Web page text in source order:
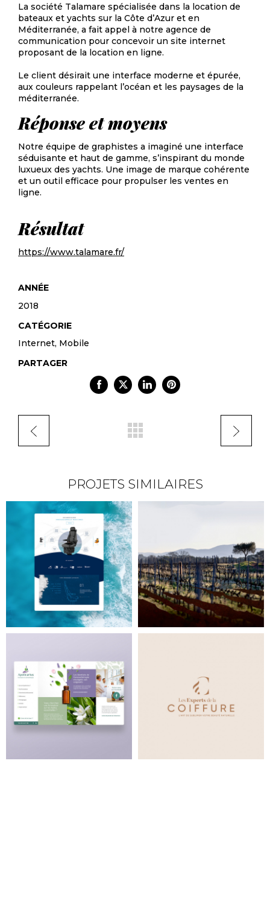
La société Talamare spécialisée dans la location de
bateaux et yachts sur la Côte d’Azur et en
Méditerranée, a fait appel à notre agence de
communication pour concevoir un site internet
proposant de la location en ligne.
Le client désirait une interface moderne et épurée,
aux couleurs rappelant l’océan et les paysages de la
méditerranée.
Réponse et moyens
Notre équipe de graphistes a imaginé une interface
séduisante et haut de gamme, s’inspirant du monde
luxueux des yachts. Une image de marque cohérente
et un outil efficace pour propulser les ventes en
ligne.
Résultat
https://www.talamare.fr/
ANNÉE
2018
CATÉGORIE
Internet, Mobile
PARTAGER
PROJETS SIMILAIRES